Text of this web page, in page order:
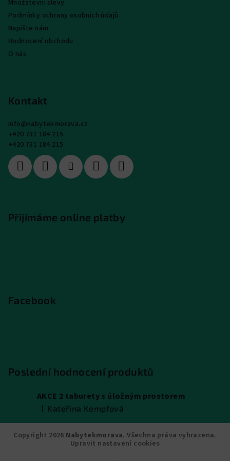
Množstevní slevy
Podmínky ochrany osobních údajů
Napište nám
Hodnocení obchodu
O nás
Kontakt
info@nabytekmorava.cz
+420 731 184 215
+420 731 184 215
Přijímáme online platby
Facebook
Poslední hodnocení produktů
AKCE 2 taburety s úložným prostorem
Hodnocení produktu je 5 z 5 hvězdiček.
| Kateřina Kempfová
Copyright 2026 Nabytekmorava. Všechna práva vyhrazena.
Upravit nastavení cookies